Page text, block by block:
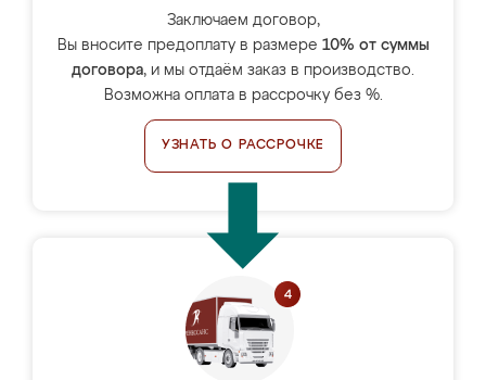
Заключаем договор,
Вы вносите предоплату в размере 10% от суммы
договора, и мы отдаём заказ в производство.
Возможна оплата в рассрочку без %.
УЗНАТЬ О РАССРОЧКЕ